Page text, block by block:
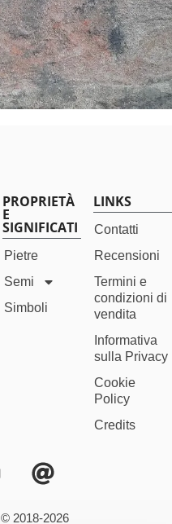
PROPRIETÀ
E
SIGNIFICATI
Pietre
Semi
Simboli
LINKS
Contatti
Recensioni
Termini e
condizioni di
vendita
Informativa
sulla Privacy
Cookie
Policy
Credits
2018-2026